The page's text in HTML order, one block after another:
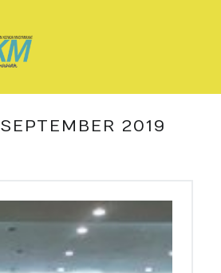
S
I
A
J
U
R
SEPTEMBER 2019